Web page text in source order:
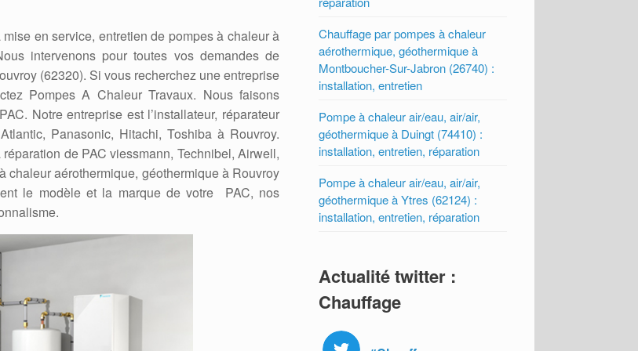
en service, entretien de pompes à chaleur à
intervenons pour toutes vos demandes de
(62320). Si vous recherchez une entreprise
Pompes A Chaleur Travaux. Nous faisons
Notre entreprise est l’installateur, réparateur
Panasonic, Hitachi, Toshiba à Rouvroy.
de PAC viessmann, Technibel, Airwell,
chaleur aérothermique, géothermique à Rouvroy
le modèle et la marque de votre PAC, nos
Chauffage par pompes à chaleur
aérothermique, géothermique à
Montboucher-Sur-Jabron (26740) :
installation, entretien
Pompe à chaleur air/eau, air/air,
géothermique à Duingt (74410) :
installation, entretien, réparation
Pompe à chaleur air/eau, air/air,
géothermique à Ytres (62124) :
installation, entretien, réparation
Actualité twitter :
Chauffage